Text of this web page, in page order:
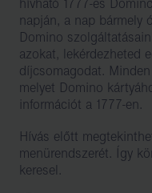
hívható 1777-es
napján, a nap bármely
Domino
azokat, lekérdezheted
díjcsomagodat.
melyet Domino
információt a 1777-en.
Hívás előtt
menürendszerét. Így
keresel.